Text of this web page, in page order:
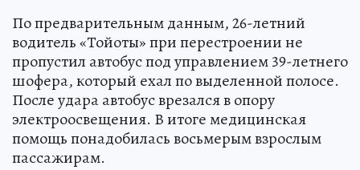
По предварительным данным, 26-летний
водитель «Тойоты» при перестроении не
пропустил автобус под управлением 39-летнего
шофера, который ехал по выделенной полосе.
После удара автобус врезался в опору
электроосвещения. В итоге медицинская
помощь понадобилась восьмерым взрослым
пассажирам.